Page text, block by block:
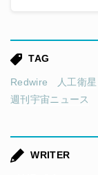
TAG
Redwire 人工衛星
週刊宇宙ニュース
WRITER